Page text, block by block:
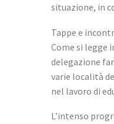
situazione, in
Tappe e
Come si legge
delegazione
varie località
nel lavoro di
L’intenso